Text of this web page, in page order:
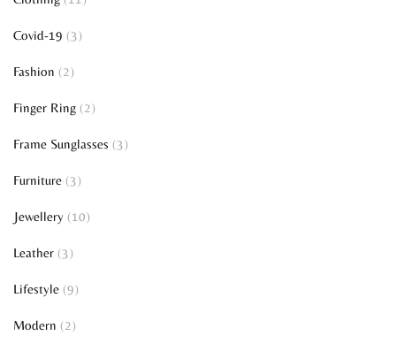
Covid-19 (3)
Fashion (2)
Finger Ring (2)
Frame Sunglasses (3)
Furniture (3)
Jewellery (10)
Leather (3)
Lifestyle (9)
Modern (2)